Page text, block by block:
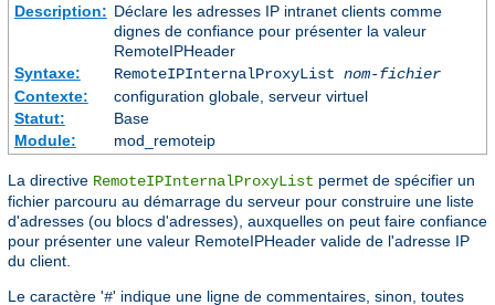
Description: Déclare les adresses IP intranet clients comme
dignes de confiance pour présenter la valeur
RemoteIPHeader
Syntaxe:
RemoteIPInternalProxyList nom-fichier
Contexte:
configuration globale, serveur virtuel
Statut:
Base
Module:
mod_remoteip
La directive RemoteIPInternalProxyList permet de spécifier un
fichier parcouru au démarrage du serveur pour construire une liste
d'adresses (ou blocs d'adresses), auxquelles on peut faire confiance
pour présenter une valeur RemoteIPHeader valide de l'adresse IP
du client.
Le caractère '#' indique une ligne de commentaires, sinon, toutes